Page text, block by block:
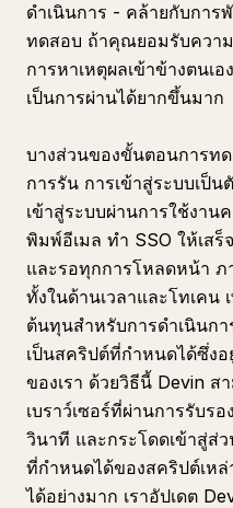
ดำเนินการ - คล้ายกับกา
ทดสอบ ถ้าคุณยอมรับควา
การหาเหตุผลเข้าข้างตนเ
เป็นการผ่านได้ยากขึ้นมาก
บางส่วนของขั้นตอนการท
การรัน การเข้าสู่ระบบเป็
เข้าสู่ระบบผ่านการใช้งาน
พิมพ์อีเมล ทำ SSO ให้เสร็
และรอทุกการโหลดหน้า
ทั้งในด้านเวลาและโทเคน
ต้นทุนสำหรับการดำเนินก
เป็นสคริปต์ที่กำหนดได้ซึ่ง
ของเรา ด้วยวิธีนี้ Devin
เบราว์เซอร์ที่ผ่านการรับร
วินาที และกระโดดเข้าสู่
ที่กำหนดได้ของสคริปต์เห
ได้อย่างมาก เราอัปเดต